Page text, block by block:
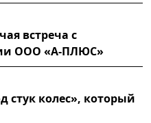
встреча с
ООО «А-ПЛЮС»
колес», который